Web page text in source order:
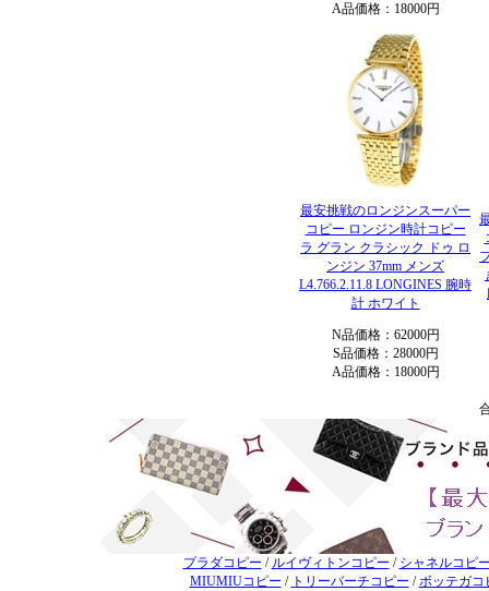
A品価格：18000円
最安挑戦のロンジンスーパー
コピー ロンジン時計コピー
ラ グラン クラシック ドゥ ロ
ンジン 37mm メンズ
L4.766.2.11.8 LONGINES 腕時
計 ホワイト
N品価格：62000円
S品価格：28000円
A品価格：18000円
プラダコピー / ルイヴィトンコピー / シャネルコピ
MIUMIUコピー / トリーバーチコピー /ボッテガコ